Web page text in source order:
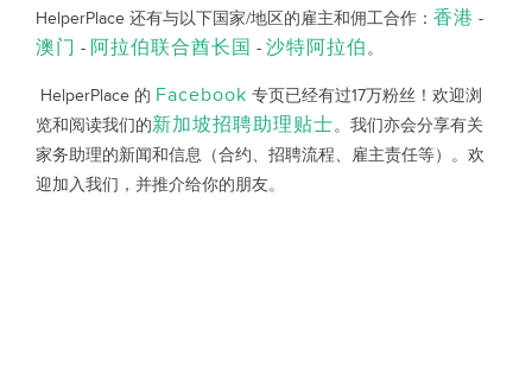
HelperPlace 还有与以下国家/地区的雇主和佣工合作： 香港 -
澳门 - 阿拉伯联合酋长国 - 沙特阿拉伯。
HelperPlace 的 Facebook 专页已经有过17万粉丝！欢迎浏
览和阅读我们的新加坡招聘助理贴士。我们亦会分享有关
家务助理的新闻和信息（合约、招聘流程、雇主责任等）。欢
迎加入我们，并推介给你的朋友。